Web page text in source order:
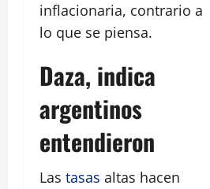
inflacionaria, contrario a
lo que se piensa.
Daza, indica
argentinos
entendieron
Las tasas altas hacen